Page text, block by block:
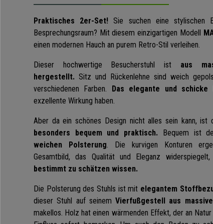
Praktisches 2er-Set!Sie suchen eine stylischen
Besprechungsraum? Mit diesem einzigartigen Modell
einen modernen Hauch an purem Retro-Stil verleihen.
Dieser hochwertige Besucherstuhl ist aus
hergestellt. Sitz und Rückenlehne sind weich
verschiedenen Farben. Das elegante und schicke
exzellente Wirkung haben.
Aber da ein schönes Design nicht alles sein kann, ist
besonders bequem und praktisch. Bequem ist
weichen Polsterung. Die kurvigen Konturen
Gesamtbild, das Qualität und Eleganz widerspiegelt,
bestimmt zu schätzen wissen.
Die Polsterung des Stuhls ist mit elegantem
dieser Stuhl auf seinemVierfußgestell aus
makellos. Holz hat einen wärmenden Effekt, der an